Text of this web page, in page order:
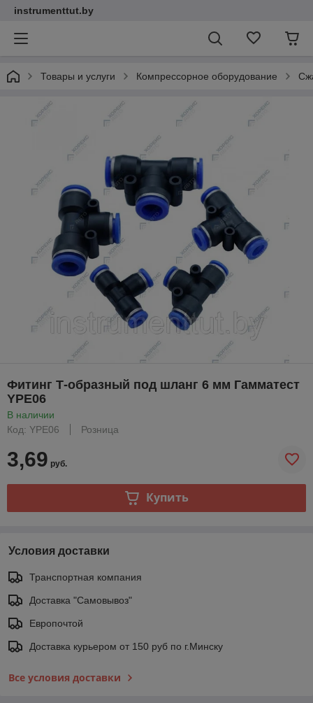
instrumenttut.by
Товары и услуги Компрессорное оборудование
Фитинг Т-образный под шланг 6 мм Гамматест
YPE06
В наличии
Код: YPE06
Розница
3,69 руб.
Купить
Условия доставки
Транспортная компания
Доставка "Самовывоз"
Европочтой
Доставка курьером от 150 руб по г.Минску
Все условия доставки